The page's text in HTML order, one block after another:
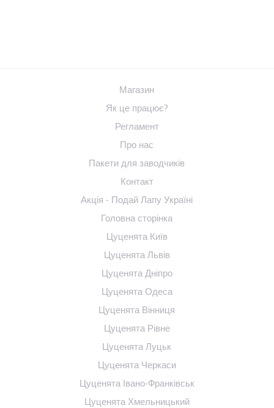
Магазин
Як це працює?
Регламент
Про нас
Пакети для заводчиків
Контакт
Акція - Подай Лапу Україні
Головна сторінка
Цуценята Київ
Цуценята Львів
Цуценята Дніпро
Цуценята Одеса
Цуценята Вінниця
Цуценята Рівне
Цуценята Луцьк
Цуценята Черкаси
Цуценята Івано-Франківськ
Цуценята Хмельницький